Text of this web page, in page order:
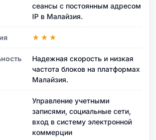
сеансы с постоянным адресом
IP в Малайзия.
★★★
Надежная скорость и низкая
частота блоков на платформах
Малайзия.
Управление учетными
записями, социальные сети,
вход в систему электронной
коммерции